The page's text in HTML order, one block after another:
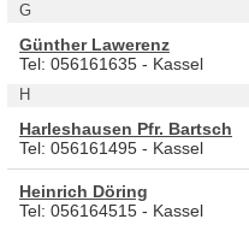
G
Günther Lawerenz
Tel: 056161635 - Kassel
H
Harleshausen Pfr. Bartsch
Tel: 056161495 - Kassel
Heinrich Döring
Tel: 056164515 - Kassel